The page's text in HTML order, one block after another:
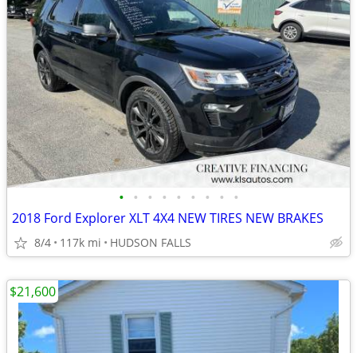
• • • • • • • • •
2018 Ford Explorer XLT 4X4 NEW TIRES NEW BRAKES
8/4 117k mi HUDSON FALLS
$21,600